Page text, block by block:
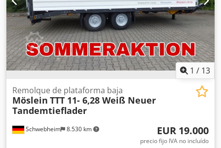
cargado: 880 mm, laterales de 400 mm, 16 anillas de
amarre, estacas insertables, plataforma de carga trasera
biselada, cada rampa aprox. 2.400 mm x 520 mm, rampas
con rejilla galvanizada, también disponible con longitud de
plataforma de 5.200 mm o 6.200 mm. Sujetos a errores
tipográficos, omisiones y cambios. Imágenes de muestra.
Más datos en: !, Más detalles en: ! Codpjztfatjfx Ahasrf1 / 13
Schwebheim 8.530 km
Remolque de plataforma baja
Möslein TTT 11- 6,28 Weiß Neuer
Tandemtieflader
EUR 19.000
precio fijo IVA no incluído